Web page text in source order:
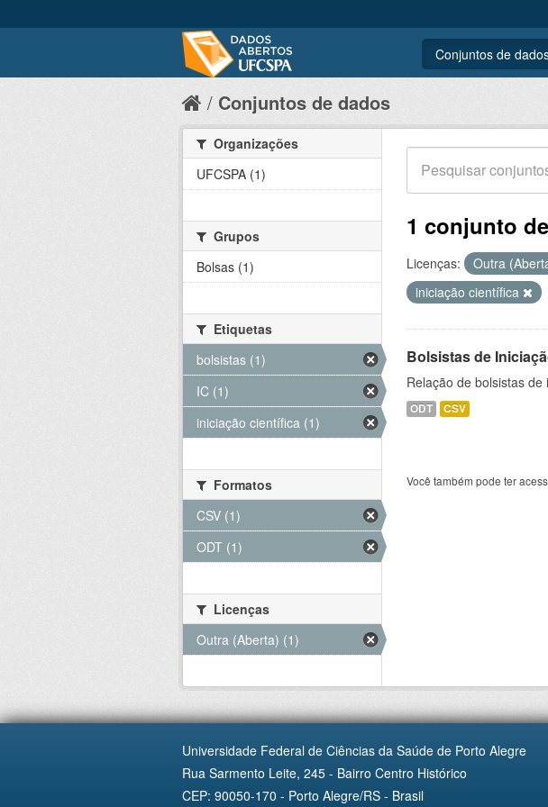
Conjuntos de
Conjuntos de dados
1 conjunto
Licenças: Outra
iniciação científica
Bolsistas de
Relação de bolsistas
ODT CSV
Você também pode ter
Organizações
UFCSPA (1)
Grupos
Bolsas (1)
Etiquetas
bolsistas (1)
IC (1)
iniciação científica (1)
Formatos
CSV (1)
ODT (1)
Licenças
Outra (Aberta) (1)
Universidade Federal de Ciências da Saúde de Porto Alegre
Rua Sarmento Leite, 245 - Bairro Centro Histórico
CEP: 90050-170 - Porto Alegre/RS - Brasil